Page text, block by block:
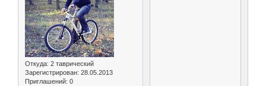
Откуда: 2 таврический
Зарегистрирован: 28.05.2013
Приглашений: 0